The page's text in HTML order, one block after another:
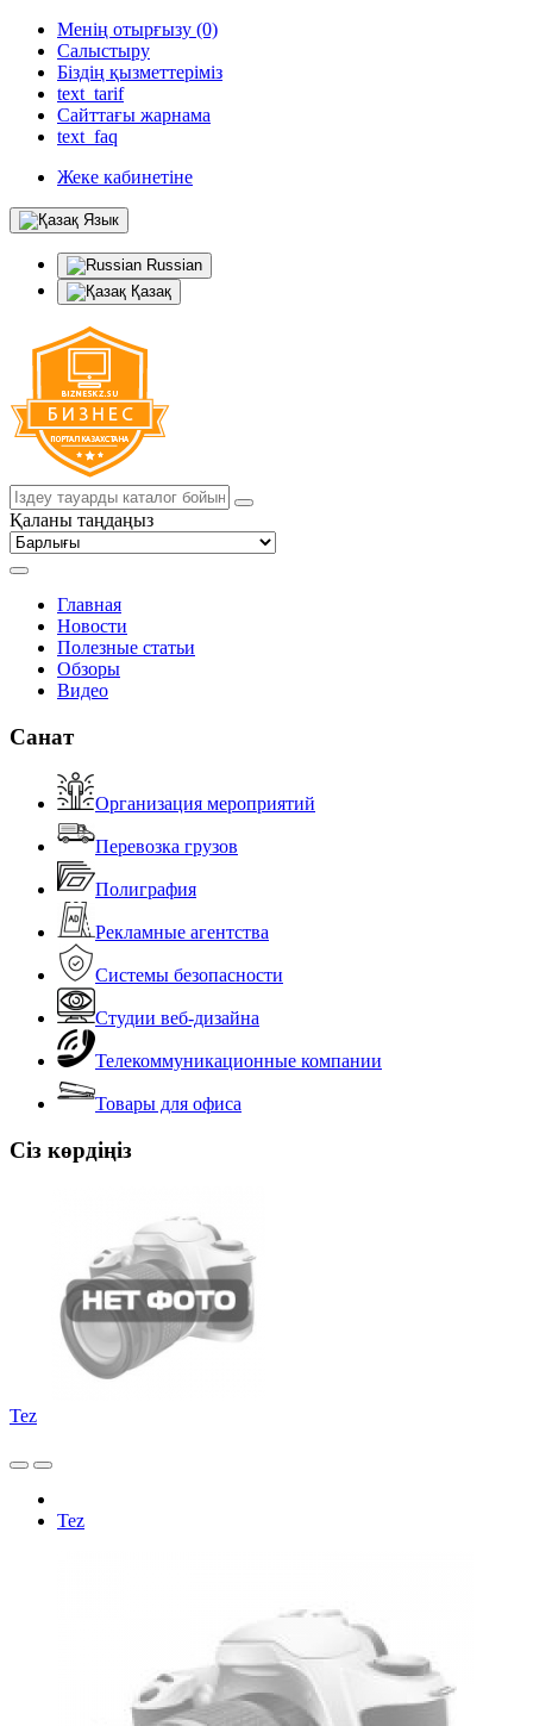
Менің отырғызу (0)
Салыстыру
Біздің қызметтеріміз
text_tarif
Сайттағы жарнама
text_faq
Жеке кабинетіне
Язык
Russian
Қазақ
Қаланы таңдаңыз
Главная
Новости
Полезные статьи
Обзоры
Видео
Санат
Организация мероприятий
Перевозка грузов
Полиграфия
Рекламные агентства
Системы безопасности
Студии веб-дизайна
Телекоммуникационные компании
Товары для офиса
Сіз көрдіңіз
Tez
Tez